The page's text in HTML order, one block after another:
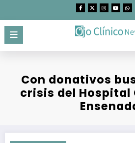
contenido
Con donativos
crisis del Hospital